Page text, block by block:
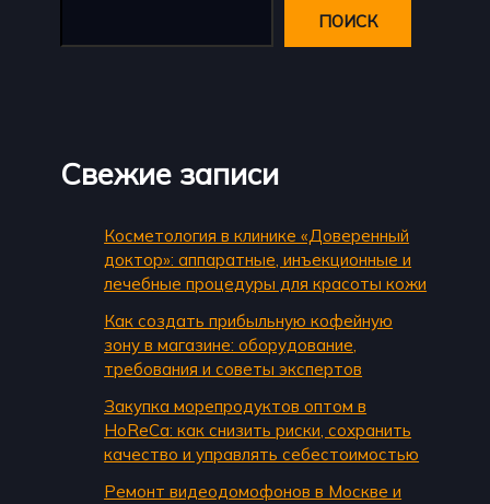
ПОИСК
Свежие записи
Косметология в клинике «Доверенный
доктор»: аппаратные, инъекционные и
лечебные процедуры для красоты кожи
Как создать прибыльную кофейную
зону в магазине: оборудование,
требования и советы экспертов
Закупка морепродуктов оптом в
HoReCa: как снизить риски, сохранить
качество и управлять себестоимостью
Ремонт видеодомофонов в Москве и